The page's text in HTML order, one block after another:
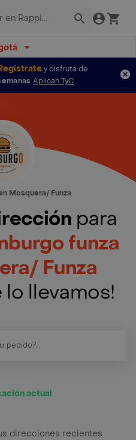
y disfruta de
Aplican TyC
Mosquera/ Funza
para
funza
Funza
lo llevamos!
actual
direcciones recientes